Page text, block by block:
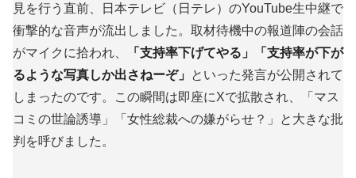
見を行う直前、日本テレビ（日テレ）のYouTube生中継で
衝撃的な音声が流出しました。取材待機中の報道陣の会話
がマイクに拾われ、
「支持率下げてやる」「支持率が下が
るような写真しか出さねーぞ」 といった発言が公開されて
しまったのです。この瞬間は即座にXで拡散され、「マス
コミの世論誘導」「女性総裁への嫌がらせ？」と大きな批
判を呼びました。